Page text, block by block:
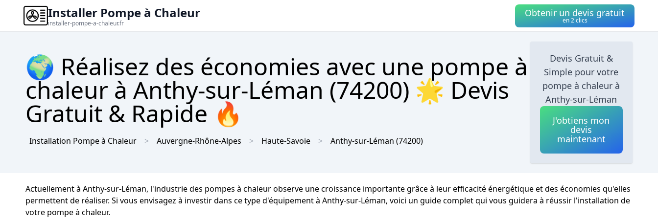
Installer Pompe à Chaleur
installer-pompe-a-chaleur.fr
Obtenir un devis gratuit
en 2 clics
🌍 Réalisez des économies avec une pompe à
chaleur à Anthy-sur-Léman (74200) 🌟 Devis
Gratuit & Rapide 🔥
Installation Pompe à Chaleur Auvergne-Rhône-Alpes Haute-Savoie Anthy-sur-Léman (74200)
Devis Gratuit &
Simple pour votre
pompe à chaleur à
Anthy-sur-Léman
J'obtiens mon
devis
maintenant
Actuellement à Anthy-sur-Léman, l'industrie des pompes à chaleur observe une croissance importante grâce à leur efficacité énergétique et des économies qu'elles
permettent de réaliser. Si vous envisagez à investir dans ce type d'équipement à Anthy-sur-Léman, voici un guide complet qui vous guidera à réussir l'installation de
votre pompe à chaleur.